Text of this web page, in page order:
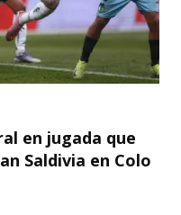
en jugada que
Saldivia en Colo